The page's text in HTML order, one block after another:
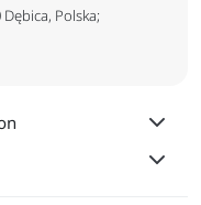
Polska;